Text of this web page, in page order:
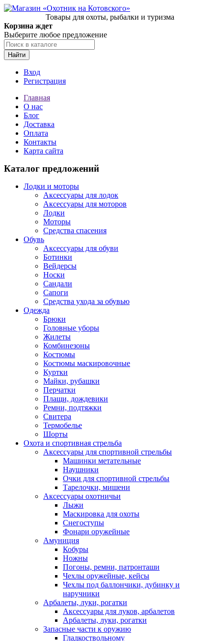
Товары для охоты, рыбалки и туризма
Корзина ждет
Выберите любое предложение
Найти
Вход
Регистрация
Главная
О нас
Блог
Доставка
Оплата
Контакты
Карта сайта
Каталог предложений
Лодки и моторы
Аксессуары для лодок
Аксессуары для моторов
Лодки
Моторы
Средства спасения
Обувь
Аксессуары для обуви
Ботинки
Вейдерсы
Носки
Сандали
Сапоги
Средства ухода за обувью
Одежда
Брюки
Головные уборы
Жилеты
Комбинезоны
Костюмы
Костюмы маскировочные
Куртки
Майки, рубашки
Перчатки
Плащи, дождевики
Ремни, подтяжки
Свитера
Термобелье
Шорты
Охота и спортивная стрельба
Аксессуары для спортивной стрельбы
Машинки метательные
Наушники
Очки для спортивной стрельбы
Тарелочки, мишени
Аксессуары охотничьи
Лыжи
Маскировка для охоты
Снегоступы
Фонари оружейные
Амуниция
Кобуры
Ножны
Погоны, ремни, патронташи
Чехлы оружейные, кейсы
Чехлы под баллончики, дубинку и
наручники
Арбалеты, луки, рогатки
Аксессуары для луков, арбалетов
Арбалеты, луки, рогатки
Запасные части к оружию
Гладкоствольному